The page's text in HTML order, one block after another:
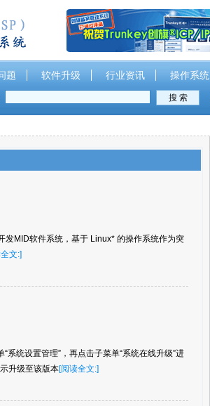
题 软件升级 行业资讯 操作系统
MID软件系统，基于 Linux* 的操作系统作为突
文:]
统设置管理”，再点击子菜单“系统在线升级”进
升级至该版本[阅读全文:]